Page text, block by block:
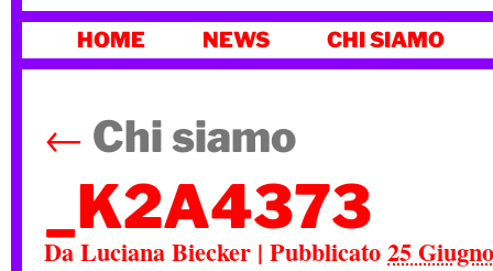
AL
HOME NEWS CHI SIAMO
← Chi siamo
_K2A4373
DaLuciana Biecker | Pubblicato25